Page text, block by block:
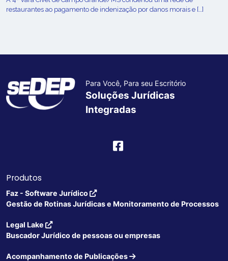
restaurantes ao pagamento de indenização por danos morais e […]
Para Você, Para seu Escritório
Soluções Jurídicas
Integradas
Produtos
Faz - Software Jurídico
Gestão de Rotinas Jurídicas e Monitoramento de Processos
Legal Lake
Buscador Jurídico de pessoas ou empresas
Acompanhamento de Publicações